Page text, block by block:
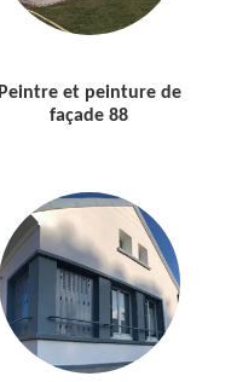
Peintre et peinture de
façade 88